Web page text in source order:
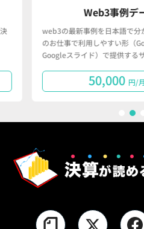
Web3事例デ
web3の最新事例を日本語で分
のお仕事で利用しやすい形（
Googleスライド）で提供する
50,000 円/